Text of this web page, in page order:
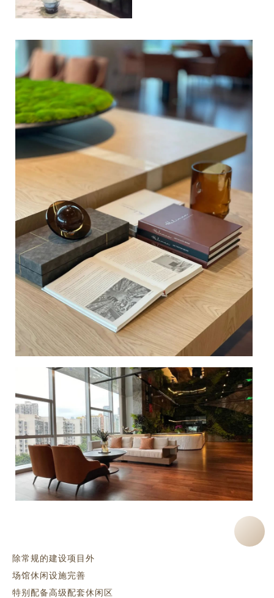
除常规的建设项目外
场馆休闲设施完善
特别配备高级配套休闲区